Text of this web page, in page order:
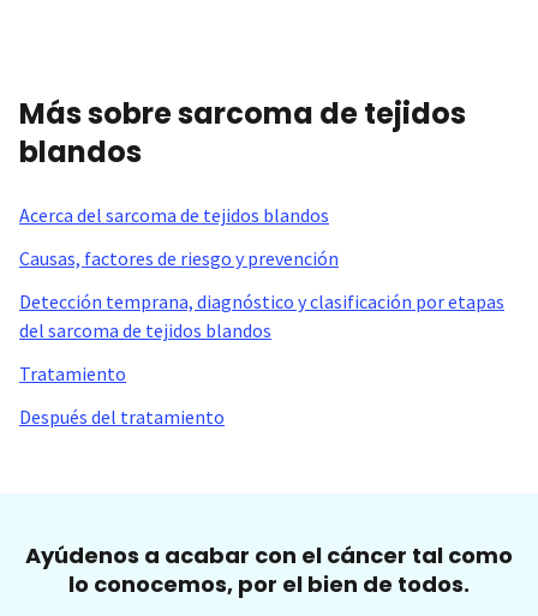
Más sobre sarcoma de tejidos
blandos
Acerca del sarcoma de tejidos blandos
Causas, factores de riesgo y prevención
Detección temprana, diagnóstico y clasificación por etapas
del sarcoma de tejidos blandos
Tratamiento
Después del tratamiento
Ayúdenos a acabar con el cáncer tal como
lo conocemos, por el bien de todos.